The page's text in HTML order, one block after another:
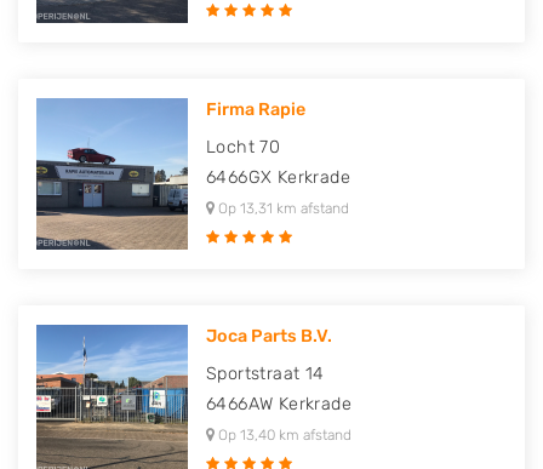
Firma Rapie
Locht 70
6466GX Kerkrade
Op 13,31 km afstand
Joca Parts B.V.
Sportstraat 14
6466AW Kerkrade
Op 13,40 km afstand